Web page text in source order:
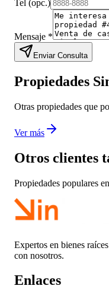
Tel (opc.)
Mensaje *
Enviar Consulta
Propiedades
Otras propiedades que
Ver más
Otros clientes
Propiedades populares
Expertos en bienes
con nosotros.
Enlaces